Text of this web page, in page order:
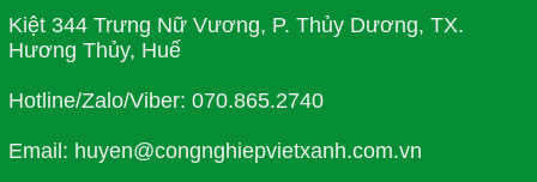
Kiệt 344 Trưng Nữ Vương, P. Thủy Dương, TX.
Hương Thủy, Huế
Hotline/Zalo/Viber: 070.865.2740
Email: huyen@congnghiepvietxanh.com.vn